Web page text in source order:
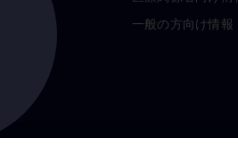
一般の方向け情報